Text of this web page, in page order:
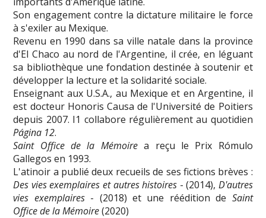
Son engagement contre la dictature militaire le force
à s'exiler au Mexique.
Revenu en 1990 dans sa ville natale dans la province
d'El Chaco au nord de l'Argentine, il crée, en léguant
sa bibliothèque une fondation destinée à soutenir et
développer la lecture et la solidarité sociale.
Enseignant aux U.S.A., au Mexique et en Argentine, il
est docteur Honoris Causa de l'Université de Poitiers
depuis 2007. I1 collabore régulièrement au quotidien
Página 12.
Saint Office de la Mémoirea reçu le Prix Rómulo
Gallegos en 1993.
L'atinoir a publié deux recueils de ses fictions brèves :
Des vies exemplaires et autres histoires - (2014), D'autres
vies exemplaires- (2018) et une réédition de Saint
Office de la Mémoire(2020)